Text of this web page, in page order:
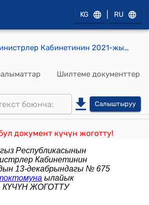
KG RU
КР Министрлер Кабинетинин 2021-жылдын 24-декабрындагы № 332 "2022-жылы дем алыш күндөрдү которуу жөнүндө" токтому
Шилтеме документтер
Салыштыруу
документ күчүн жоготту!